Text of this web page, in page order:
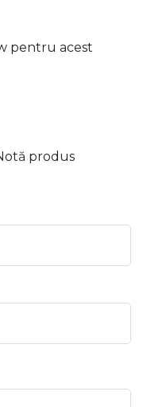
pentru acest
produs